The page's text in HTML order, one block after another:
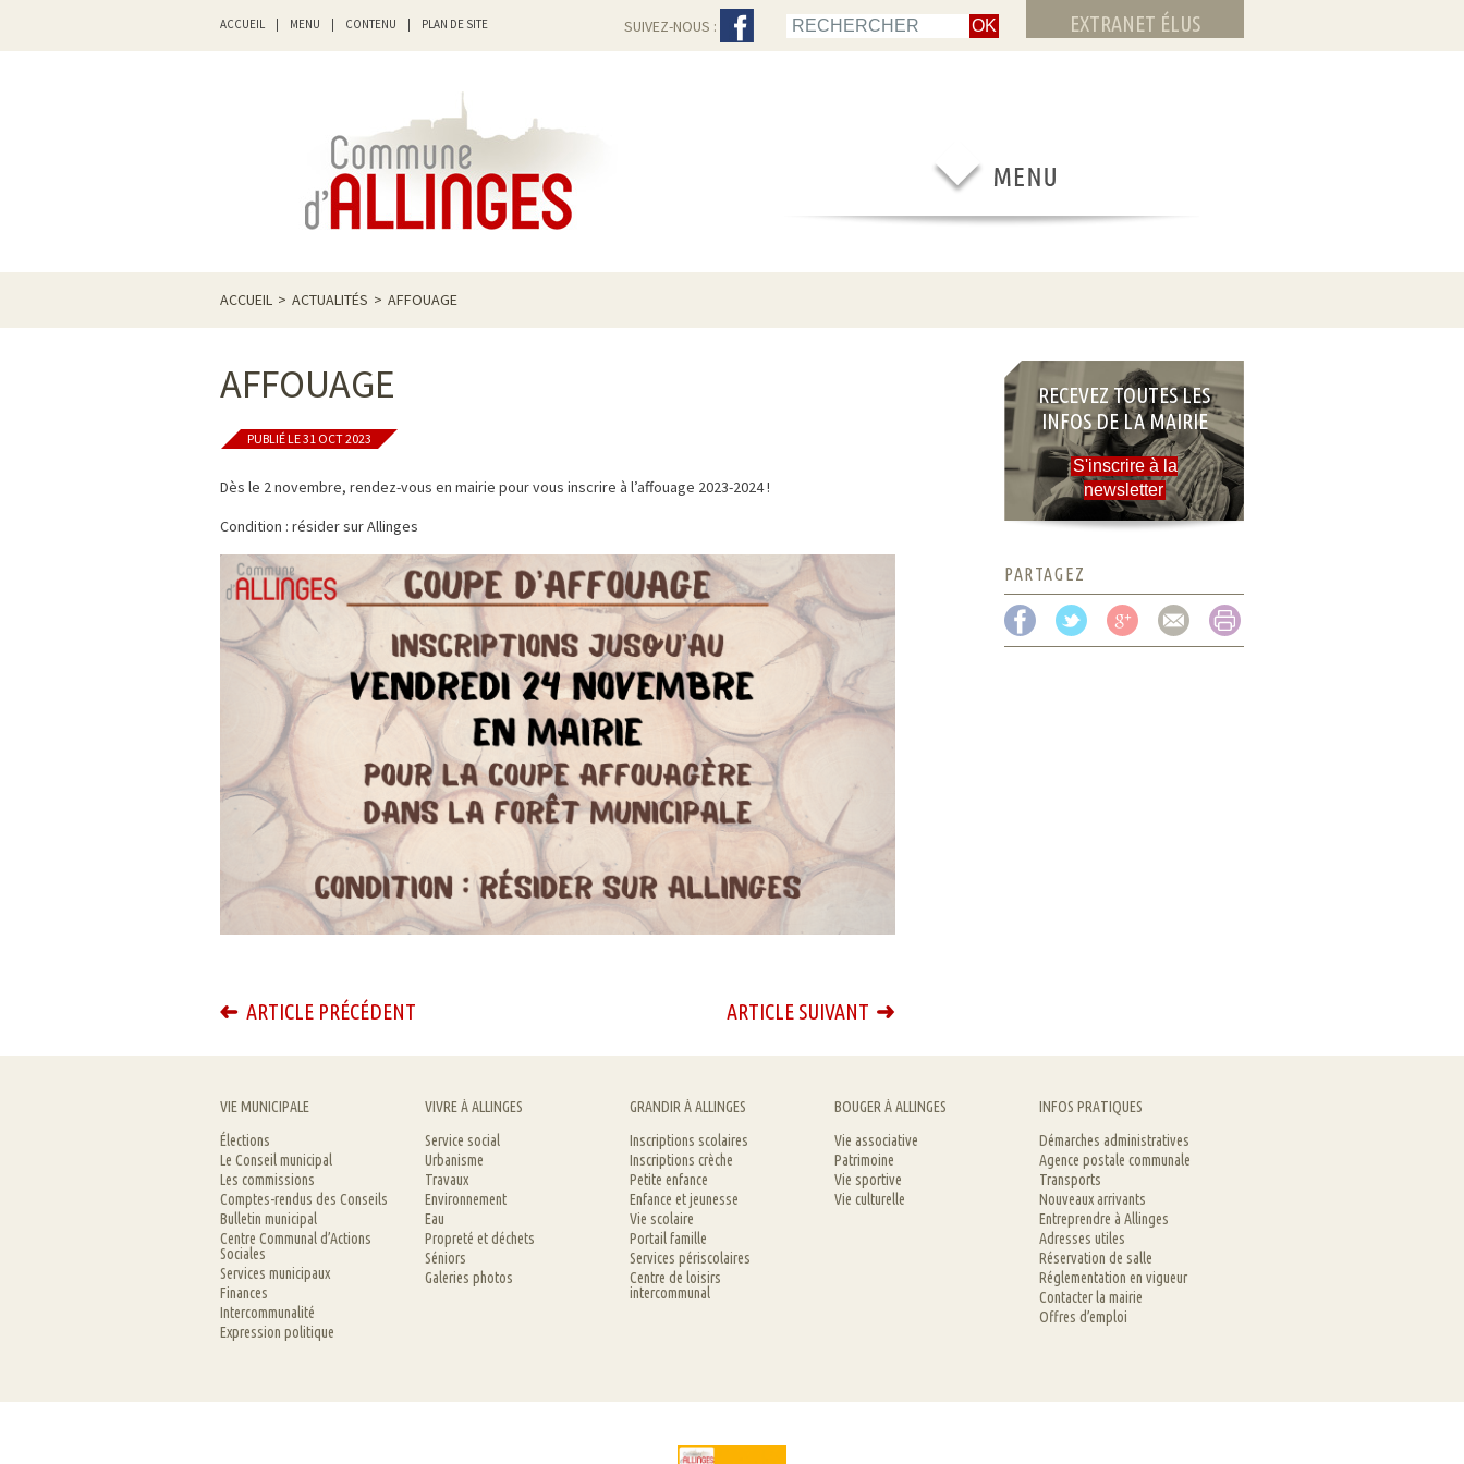
ACCUEIL MENU CONTENU PLAN DE SITE EXTRANET ÉLUS
SUIVEZ-NOUS :
ACCUEIL > ACTUALITÉS > AFFOUAGE
AFFOUAGE
PUBLIÉ LE 31 OCT 2023
Dès le 2 novembre, rendez-vous en mairie pour vous inscrire à l’affouage 2023-2024 !
Condition : résider sur Allinges
ARTICLE PRÉCÉDENT ARTICLE SUIVANT
RECEVEZ TOUTES LES
INFOS DE LA MAIRIE
S'inscrire à la
newsletter
PARTAGEZ
VIE MUNICIPALE
Élections
Le Conseil municipal
Les commissions
Comptes-rendus des Conseils
Bulletin municipal
Centre Communal d’Actions
Sociales
Services municipaux
Finances
Intercommunalité
Expression politique
VIVRE À ALLINGES
Service social
Urbanisme
Travaux
Environnement
Eau
Propreté et déchets
Séniors
Galeries photos
GRANDIR À ALLINGES
Inscriptions scolaires
Inscriptions crèche
Petite enfance
Enfance et jeunesse
Vie scolaire
Portail famille
Services périscolaires
Centre de loisirs
intercommunal
BOUGER À ALLINGES
Vie associative
Patrimoine
Vie sportive
Vie culturelle
INFOS PRATIQUES
Démarches administratives
Agence postale communale
Transports
Nouveaux arrivants
Entreprendre à Allinges
Adresses utiles
Réservation de salle
Réglementation en vigueur
Contacter la mairie
Offres d’emploi